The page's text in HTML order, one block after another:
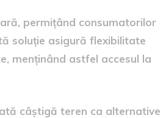
permițând consumatorilor
soluție asigură flexibilitate
menținând astfel accesul la
câștigă teren ca alternative